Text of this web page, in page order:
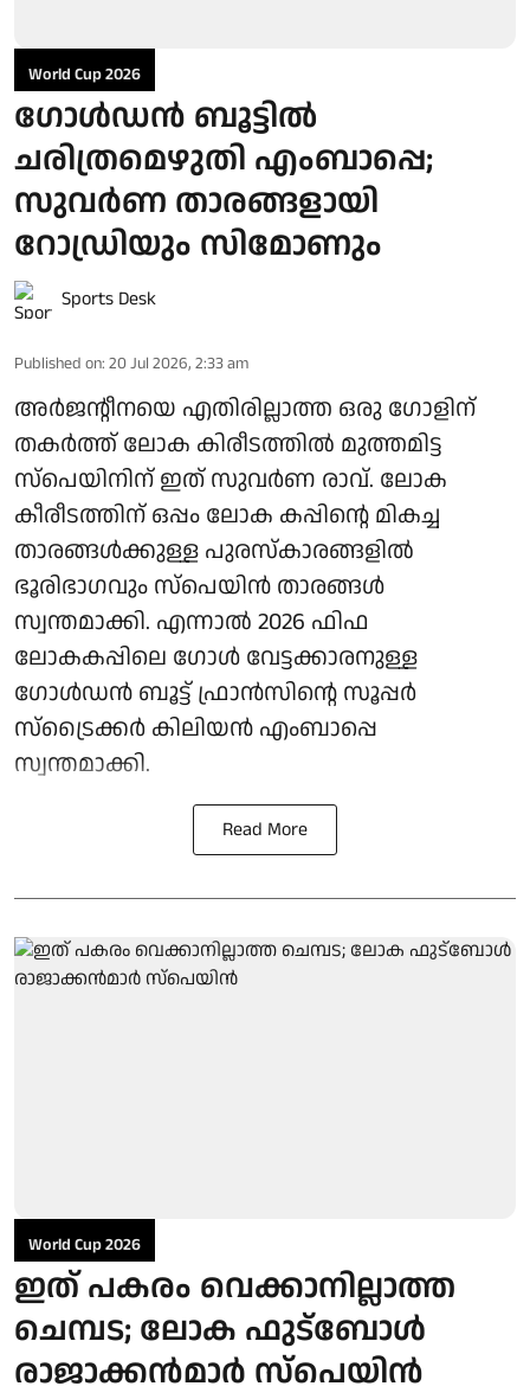
World Cup 2026
ഗോള്‍ഡന്‍ ബൂട്ടില്‍
ചരിത്രമെഴുതി എംബാപ്പെ;
സുവര്‍ണ താരങ്ങളായി
റോഡ്രിയും സിമോണും
Sports Desk
Published on: 20 Jul 2026, 2:33 am
അര്‍ജന്റീനയെ എതിരില്ലാത്ത ഒരു ഗോളിന്
തകര്‍ത്ത് ലോക കിരീടത്തില്‍ മുത്തമിട്ട
സ്‌പെയിനിന് ഇത് സുവര്‍ണ രാവ്. ലോക
കീരീടത്തിന് ഒപ്പം ലോക കപ്പിന്റെ മികച്ച
താരങ്ങള്‍ക്കുള്ള പുരസ്‌കാരങ്ങളില്‍
ഭൂരിഭാഗവും സ്‌പെയിന്‍ താരങ്ങള്‍
സ്വന്തമാക്കി. എന്നാല്‍ 2026 ഫിഫ
ലോകകപ്പിലെ ഗോള്‍ വേട്ടക്കാരനുള്ള
ഗോള്‍ഡന്‍ ബൂട്ട് ഫ്രാന്‍സിന്റെ സൂപ്പര്‍
സ്‌ട്രൈക്കര്‍ കിലിയന്‍ എംബാപ്പെ
സ്വന്തമാക്കി.
Read More
World Cup 2026
ഇത് പകരം വെക്കാനില്ലാത്ത
ചെമ്പട; ലോക ഫുട്ബാേൾ
രാജാക്കൻമാർ സ്പെയിൻ